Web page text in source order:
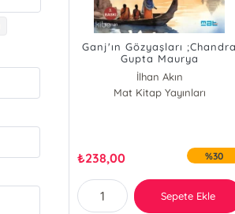
Ganj'ın Gözyaşları ;Chandra
Gupta Maurya
İlhan Akın
Mat Kitap Yayınları
₺238,00 %30
Sepete Ekle